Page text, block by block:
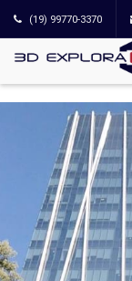
(19) 99770-3370